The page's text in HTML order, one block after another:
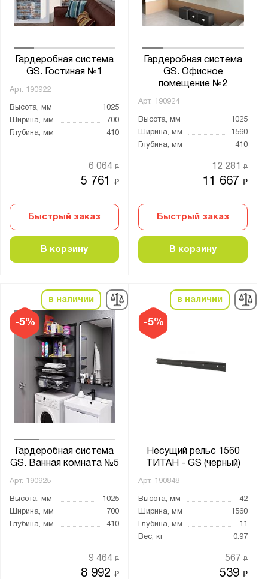
Гардеробная система
GS. Гостиная №1
Арт. 190922
Высота, мм
1025
Ширина, мм
700
Глубина, мм
410
5 761₽
6 064₽
Быстрый заказ
В корзину
Гардеробная система
GS. Офисное
помещение №2
Арт. 190924
Высота, мм
1025
Ширина, мм
1560
Глубина, мм
410
11 667₽
12 281₽
Быстрый заказ
В корзину
-5%
в наличии
Гардеробная система
GS. Ванная комната №5
Арт. 190925
Высота, мм
1025
Ширина, мм
700
Глубина, мм
410
8 992₽
9 464₽
-5%
в наличии
Несущий рельс 1560
ТИТАН - GS (черный)
Арт. 190848
Высота, мм
42
Ширина, мм
1560
Глубина, мм
Вес, кг
0.97
539₽
567₽
оцинкованная сталь
черный
Страна производства:
Производитель:
ПАКС-Металл
Серия:
GS
Home
Показать Сбросить